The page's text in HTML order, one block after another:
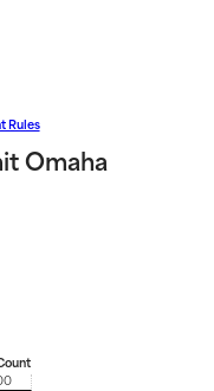
Rules
Omaha